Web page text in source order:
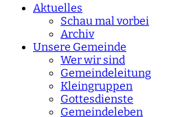
Aktuelles
Schau mal vorbei
Archiv
Unsere Gemeinde
Wer wir sind
Gemeindeleitung
Kleingruppen
Gottesdienste
Gemeindeleben